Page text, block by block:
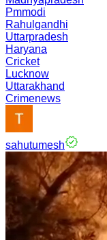
Pmmodi
Rahulgandhi
Uttarpradesh
Haryana
Cricket
Lucknow
Uttarakhand
Crimenews
sahutumesh